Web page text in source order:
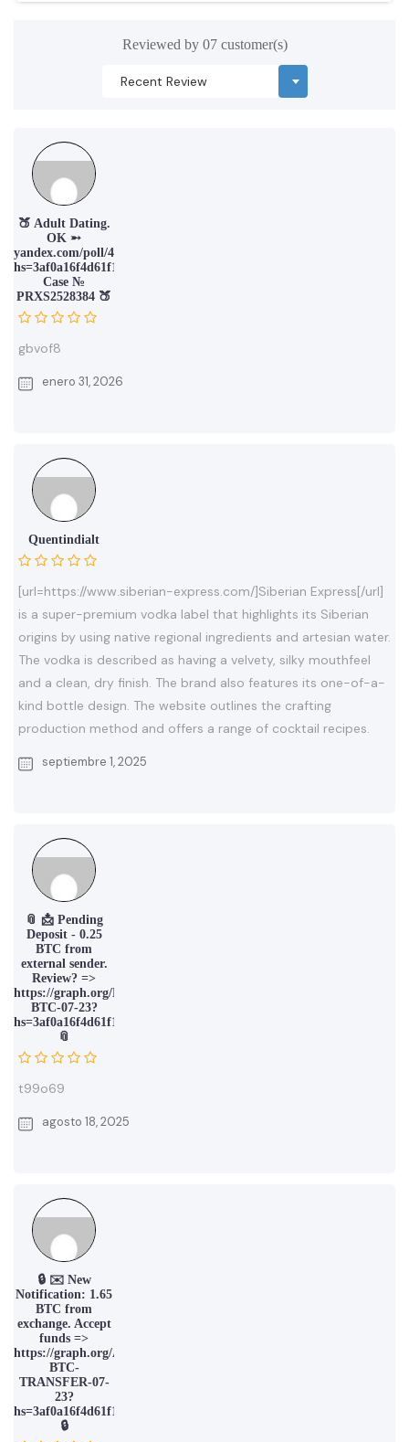
Reviewed by 07 customer(s)
🍑 Adult Dating.
OK ➵
yandex.com/poll/43o224okZdReGRb1Q8PXXJ?
hs=3af0a16f4d61f16550acb24815e6e61d&
Case №
PRXS2528384 🍑
gbvof8
enero 31, 2026
Quentindialt
[url=https://www.siberian-express.com/]Siberian Express[/url]
is a super-premium vodka label that highlights its Siberian
origins by using native regional ingredients and artesian water.
The vodka is described as having a velvety, silky mouthfeel
and a clean, dry finish. The brand also features its one-of-a-
kind bottle design. The website outlines the crafting
production method and offers a range of cocktail recipes.
septiembre 1, 2025
📎 📩 Pending
Deposit - 0.25
BTC from
external sender.
Review? =>
https://graph.org/REDEEM-
BTC-07-23?
hs=3af0a16f4d61f16550acb24815e6e61d&
📎
t99o69
agosto 18, 2025
🔒 ✉️ New
Notification: 1.65
BTC from
exchange. Accept
funds =>
https://graph.org/ACTIVATE-
BTC-
TRANSFER-07-
23?
hs=3af0a16f4d61f16550acb24815e6e61d&
🔒